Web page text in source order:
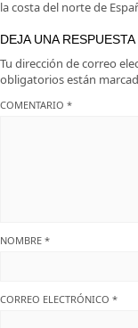
la costa del norte de
DEJA UNA RESPUESTA
Tu dirección de correo
obligatorios están
COMENTARIO *
NOMBRE *
CORREO ELECTRÓNICO *